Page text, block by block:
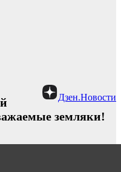
Дзен.Новости
земляки!